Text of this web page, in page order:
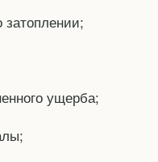
ущерба;